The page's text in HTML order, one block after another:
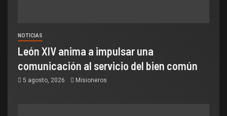
NOTICIAS
León XIV anima a impulsar una
comunicación al servicio del bien común
5 agosto, 2026 Misioneros